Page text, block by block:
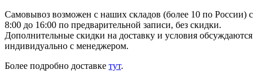
Самовывоз возможен с наших складов (более 10 по России) с
8:00 до 16:00 по предварительной записи, без скидки.
Дополнительные скидки на доставку и условия обсуждаются
индивидуально с менеджером.
Более подробно доставке тут.